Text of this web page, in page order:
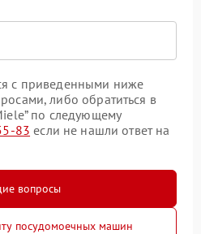
с приведенными ниже
либо обратиться в
по следующему
83 если не нашли ответ на
вопросы
посудомоечных машин